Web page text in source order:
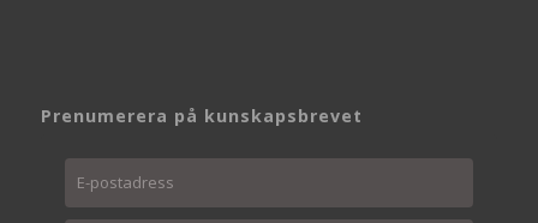
Prenumerera på kunskapsbrevet